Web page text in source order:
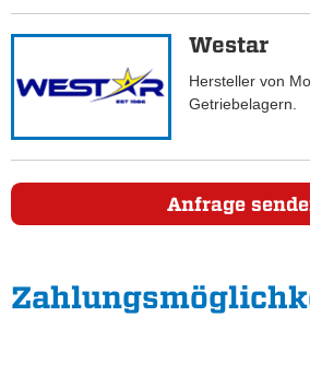
Westar
Hersteller von
Getriebelagern.
Anfrage